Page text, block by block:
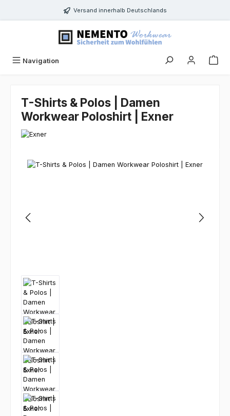
Zum Hauptinhalt springenVersand innerhalb Deutschlands
Navigation
T-Shirts & Polos | Damen
Workwear Poloshirt | Exner
Bildergalerie überspringen